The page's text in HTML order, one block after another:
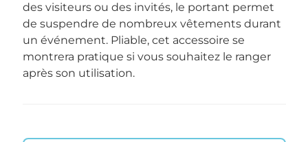
des visiteurs ou des invités, le portant permet
de suspendre de nombreux vêtements durant
un événement. Pliable, cet accessoire se
montrera pratique si vous souhaitez le ranger
après son utilisation.